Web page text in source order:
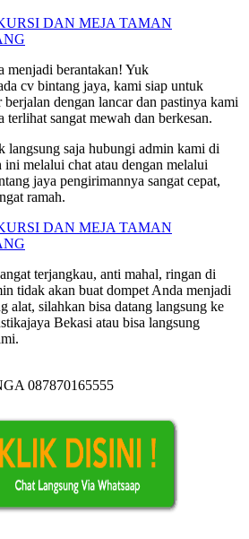
menjadi berantakan! Yuk
cv bintang jaya, kami siap untuk
berjalan dengan lancar dan pastinya kami
terlihat sangat mewah dan berkesan.
langsung saja hubungi admin kami di
melalui chat atau dengan melalui
jaya pengirimannya sangat cepat,
ramah.
terjangkau, anti mahal, ringan di
tidak akan buat dompet Anda menjadi
alat, silahkan bisa datang langsung ke
Bekasi atau bisa langsung
087870165555